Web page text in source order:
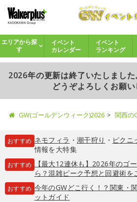
エリアから探
す
イベント
カレンダー
イベント
ランキング
2026年の更新は終了いたしまし
どうぞよろしくお願い
GW(ゴールデンウィーク)2026 関西の
おすすめ ネモフィラ ・ 潮干狩り ・ ピクニ
情報を大特集
おすすめ
【最大12連休も】2026年のゴ
ら？混雑ピーク予想と回避術を
おすすめ 今年のGWどこ行く！？関東・
ットガイド